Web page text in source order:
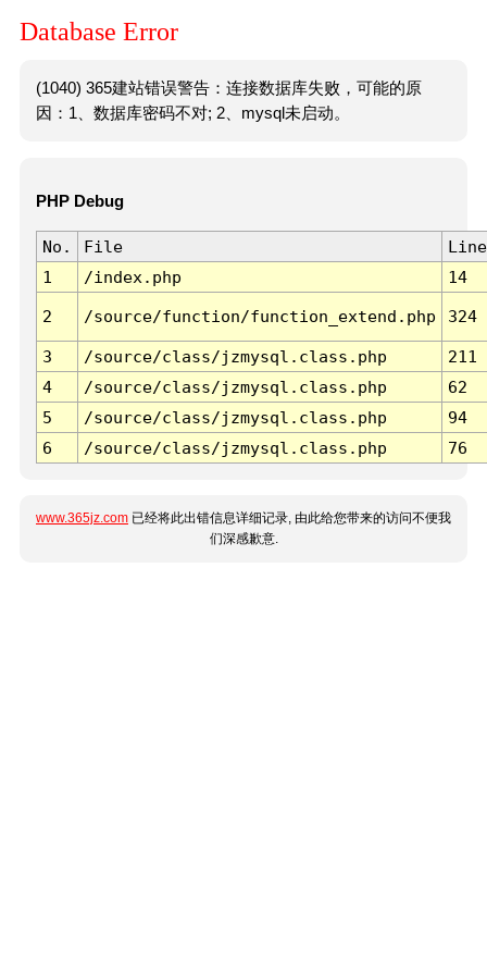
Database Error
(1040) 365建站错误警告：连接数据库失败，可能的原
因：1、数据库密码不对; 2、mysql未启动。
PHP Debug
No. File
Line
1
/index.php 14
2 /source/function/function_extend.php 324
3 /source/class/jzmysql.class.php
211
4
/source/class/jzmysql.class.php
62
5
/source/class/jzmysql.class.php
94
6
/source/class/jzmysql.class.php 76
www.365jz.com 已经将此出错信息详细记录, 由此给您带来的访问不便我
们深感歉意.